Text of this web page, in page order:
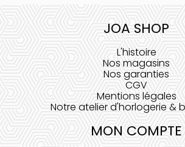
JOA SHOP
L'histoire
Nos magasins
Nos garanties
CGV
Mentions légales
Notre atelier d'horlogerie &
MON COMPTE